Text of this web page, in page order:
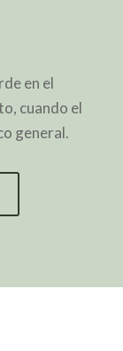
en el
cuando el
general.